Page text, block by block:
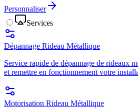
Personnaliser
Services
Dépannage Rideau Métallique
Service rapide de dépannage de rideaux
et remettre en fonctionnement votre
Motorisation Rideau Métallique